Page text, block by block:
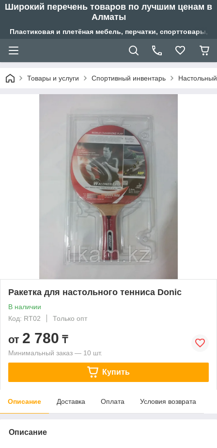
Широкий перечень товаров по лучшим ценам в
Алматы
Пластиковая и плетёная мебель, перчатки,
Товары и услуги Спортивный инвентарь
Ракетка для настольного тенниса Donic
В наличии
Код: RT02
Только опт
от 2 780 ₸
Минимальный заказ — 10 шт.
Купить
Описание Доставка Оплата Условия возврата
Описание